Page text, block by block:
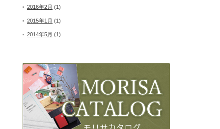
2016年2月 (1)
2015年1月 (1)
2014年5月 (1)